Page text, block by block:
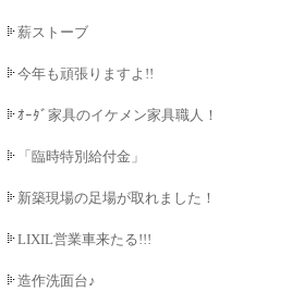
薪ストーブ
今年も頑張りますよ!!
ｵｰﾀﾞ家具のイケメン家具職人！
「臨時特別給付金」
新築現場の足場が取れました！
LIXIL営業車来たる!!!
造作洗面台♪